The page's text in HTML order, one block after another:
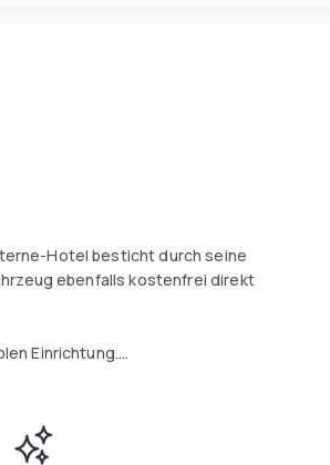
Hotel besticht durch seine
ebenfalls kostenfrei direkt
Einrichtung.
schönem Wetter verweilen Sie